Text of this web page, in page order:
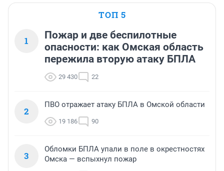
ТОП 5
1
Пожар и две беспилотные
опасности: как Омская область
пережила вторую атаку БПЛА
29 430 22
2
ПВО отражает атаку БПЛА в Омской области
19 186 90
3
Обломки БПЛА упали в поле в окрестностях
Омска — вспыхнул пожар